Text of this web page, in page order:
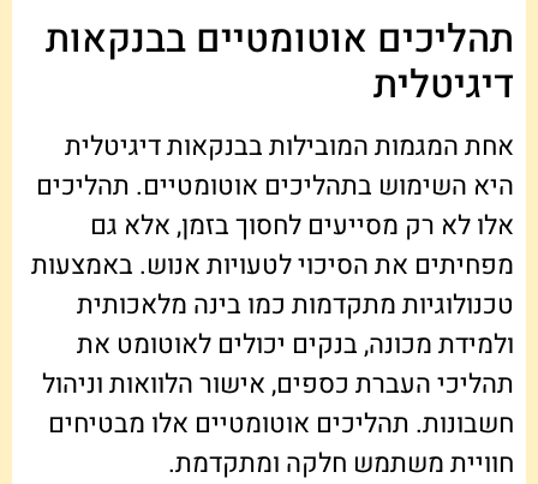
תהליכים אוטומטיים בבנקאות
דיגיטלית
אחת המגמות המובילות בבנקאות דיגיטלית
היא השימוש בתהליכים אוטומטיים. תהליכים
אלו לא רק מסייעים לחסוך בזמן, אלא גם
מפחיתים את הסיכוי לטעויות אנוש. באמצעות
טכנולוגיות מתקדמות כמו בינה מלאכותית
ולמידת מכונה, בנקים יכולים לאוטומט את
תהליכי העברת כספים, אישור הלוואות וניהול
חשבונות. תהליכים אוטומטיים אלו מבטיחים
חוויית משתמש חלקה ומתקדמת.